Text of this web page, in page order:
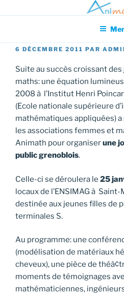
au
principal
Association pour l'Animation en
PUBLIÉ
6 DÉCEMBRE 2011 PAR
Suite au succès croissant
maths: une équation
2008 à l’Institut Henri
(Ecole nationale supérieure
mathématiques appliquées)
les associations femmes et
Animath pour organiserune
public grenoblois.
Celle-ci se déroulera le 25
locaux de l’ENSIMAG à
destinée aux jeunes filles de
terminales S.
Au programme: une
(modélisation de matériaux
cheveux), une pièce de
moments de témoignages
mathématiciennes,